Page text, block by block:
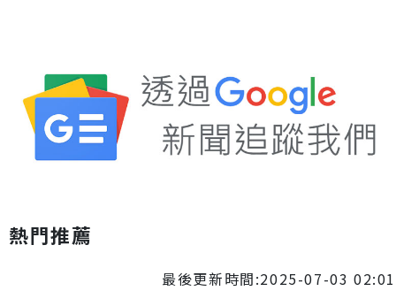
熱門推薦
最後更新時間:2025-07-03 02:01